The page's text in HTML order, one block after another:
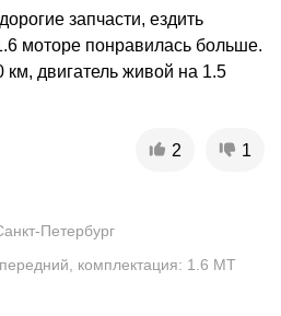
запчасти, ездить
моторе понравилась больше.
двигатель живой на 1.5
2 1
Петербург
передний
комплектация: 1.6 MT